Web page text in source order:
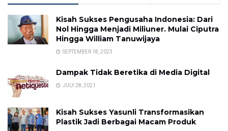
Kisah Sukses Pengusaha Indonesia: Dari
Nol Hingga Menjadi Miliuner. Mulai Ciputra
Hingga William Tanuwijaya
SEPTEMBER 18, 2023
Dampak Tidak Beretika di Media Digital
JULY 28, 2021
Kisah Sukses Yasunli Transformasikan
Plastik Jadi Berbagai Macam Produk